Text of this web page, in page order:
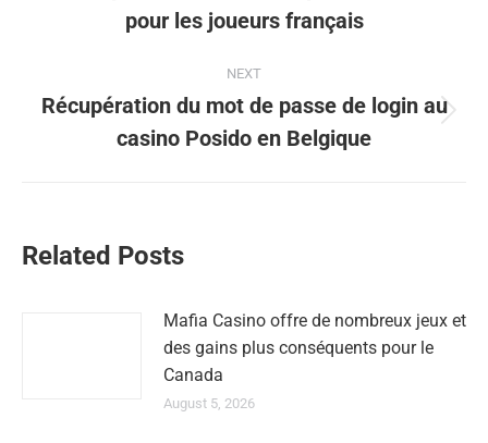
post:
pour les joueurs français
NEXT
post:
Récupération du mot de passe de login au
casino Posido en Belgique
Related Posts
Mafia Casino offre de nombreux jeux et
des gains plus conséquents pour le
Canada
August 5, 2026